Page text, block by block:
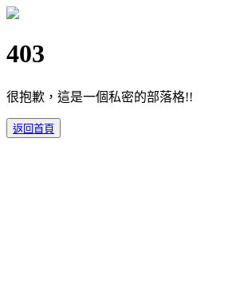
403
很抱歉，這是一個私密的部落格!!
返回首頁